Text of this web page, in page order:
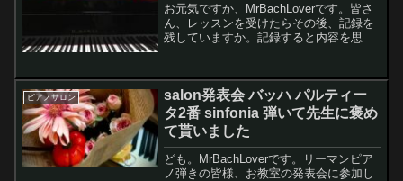
お元気ですか、MrBachLoverです。皆さ
ん、レッスンを受けたらその後、記録を
残していますか。記録すると内容を思い
教室のレッスンメモです。動画アドバイ
ス向け動画...
ピアノサロン
salon発表会 バッハ パルティー
タ2番 sinfonia 弾いて先生に褒め
て貰いました
ども。MrBachLoverです。リーマンピア
ノ弾きの皆様、お教室の発表会に参加し